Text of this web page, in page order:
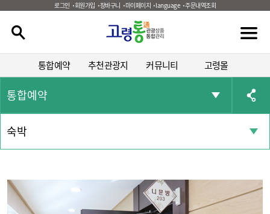
로그인 회원가입 장바구니 마이페이지 language 주문내역조회
통합예약 추천관광지 커뮤니티 고령몰
통합예약
숙박